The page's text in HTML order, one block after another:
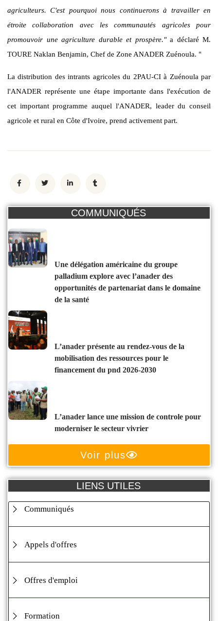
agriculteurs. C'est pourquoi nous continuerons à travailler en
étroite collaboration avec les communautés agricoles pour
promouvoir une agriculture durable et prospère."a déclaré M.
TOURE Naklan Benjamin, Chef de Zone ANADER Zuénoula. "
La distribution des intrants agricoles du 2PAU-CI à Zuénoula par
l'ANADER représente une étape importante dans l'exécution de
cet important programme auquel l'ANADER, leader du conseil
agricole et rural en Côte d'Ivoire, prend activement part.
COMMUNIQUÉS
une délégation américaine du groupe
palladium explore avec l’anader des
opportunités de partenariat dans le domaine
de la santé
l’anader présente au rendez-vous de la
mobilisation des ressources pour le
financement du pnd 2026-2030
l’anader lance une mission de controle pour
moderniser le secteur vivrier
Voir plus
LIENS UTILES
Communiqués
Appels d'offres
Offres d'emploi
Formation